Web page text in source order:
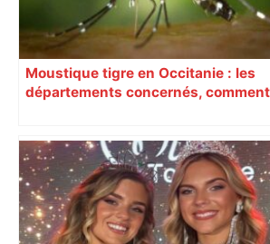
Moustique tigre en Occitanie : les
départements concernés,